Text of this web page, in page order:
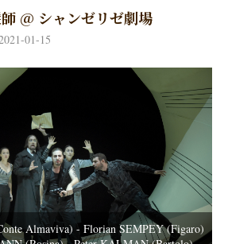
@ シャンゼリゼ劇場
01-15
Almaviva) - Florian SEMPEY (Figaro)